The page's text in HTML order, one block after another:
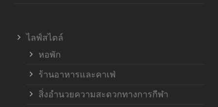
ไลฟ์สไตล์
หอพัก
ร้านอาหารและคาเฟ่
สิ่งอำนวยความสะดวกทางการกีฬา